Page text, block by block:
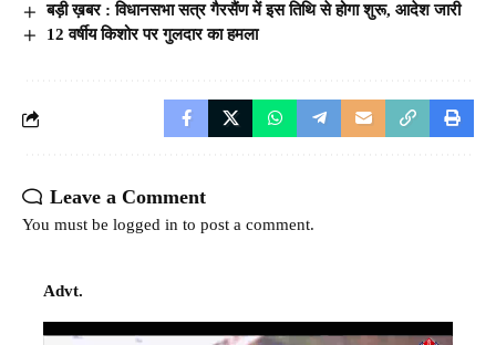
बड़ी ख़बर : विधानसभा सत्र गैरसैंण में इस तिथि से होगा शुरू, आदेश जारी
12 वर्षीय किशोर पर गुलदार का हमला
Leave a Comment
You must be logged in to post a comment.
Advt.
Video